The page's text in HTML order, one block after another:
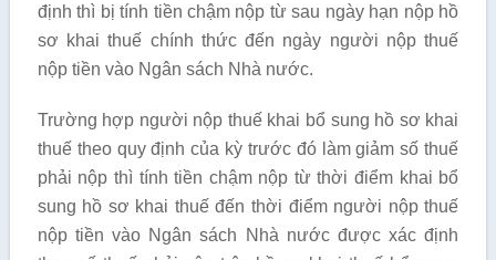
định thì bị tính tiền chậm nộp từ sau ngày hạn nộp hồ
sơ khai thuế chính thức đến ngày người nộp thuế
nộp tiền vào Ngân sách Nhà nước.
Trường hợp người nộp thuế khai bổ sung hồ sơ khai
thuế theo quy định của kỳ trước đó làm giảm số thuế
phải nộp thì tính tiền chậm nộp từ thời điểm khai bổ
sung hồ sơ khai thuế đến thời điểm người nộp thuế
nộp tiền vào Ngân sách Nhà nước được xác định